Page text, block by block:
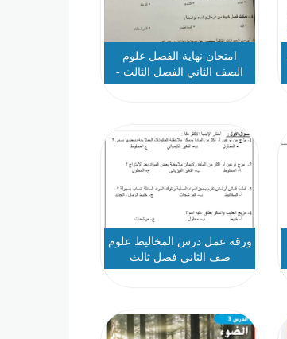
امتحان نهاية الفصل علوم
الصف الثاني الفصل الثالث -
نموذج 3
ورقة عمل درس المخاليط علوم
صف الثاني فصل ثالث